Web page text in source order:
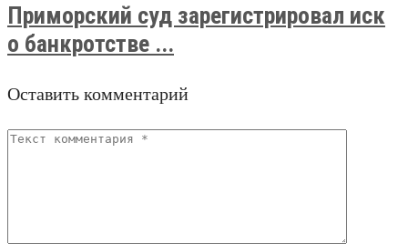
Приморский суд зарегистрировал иск
о банкротстве ...
Оставить комментарий